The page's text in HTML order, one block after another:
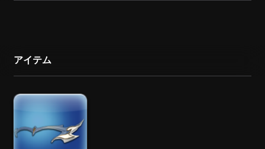
アイテム